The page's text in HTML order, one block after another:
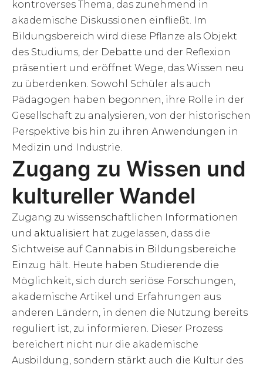
kontroverses Thema, das zunehmend in
akademische Diskussionen einfließt. Im
Bildungsbereich wird diese Pflanze als Objekt
des Studiums, der Debatte und der Reflexion
präsentiert und eröffnet Wege, das Wissen neu
zu überdenken. Sowohl Schüler als auch
Pädagogen haben begonnen, ihre Rolle in der
Gesellschaft zu analysieren, von der historischen
Perspektive bis hin zu ihren Anwendungen in
Medizin und Industrie.
Zugang zu Wissen und
kultureller Wandel
Zugang zu wissenschaftlichen Informationen
und aktualisiert hat zugelassen, dass die
Sichtweise auf Cannabis in Bildungsbereiche
Einzug hält. Heute haben Studierende die
Möglichkeit, sich durch seriöse Forschungen,
akademische Artikel und Erfahrungen aus
anderen Ländern, in denen die Nutzung bereits
reguliert ist, zu informieren. Dieser Prozess
bereichert nicht nur die akademische
Ausbildung, sondern stärkt auch die Kultur des